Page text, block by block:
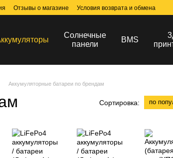
Отзывы о магазине Условия возврата и обмена
Солнечные
панели
BMS
Аккумуляторные батареи по брендам
Сортировка: по